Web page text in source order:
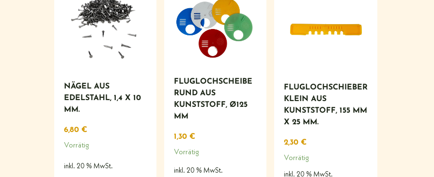
NÄGEL AUS
EDELSTAHL, 1,4 X 10
MM.
6,80 €
Vorrätig
inkl. 20 % MwSt.
FLUGLOCHSCHEIBE
RUND AUS
KUNSTSTOFF, Ø125
MM
1,30 €
Vorrätig
inkl. 20 % MwSt.
FLUGLOCHSCHIEBER
KLEIN AUS
KUNSTSTOFF, 155 MM
X 25 MM.
2,30 €
Vorrätig
inkl. 20 % MwSt.